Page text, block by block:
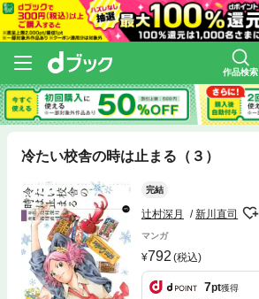
作品検索
冷たい校舎の時は止まる（３）
完結
辻村深月 新川直司
マンガ
792 (税込)
7pt獲得